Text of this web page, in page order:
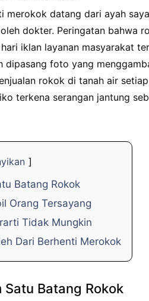
merokok datang dari ayah
dokter. Peringatan bahwa
iklan layanan masyarakat
dipasang foto yang
rokok di tanah air
terkena serangan jantung
Batang Rokok
Orang Tersayang
Tidak Mungkin
Dari Berhenti Merokok
Batang Rokok